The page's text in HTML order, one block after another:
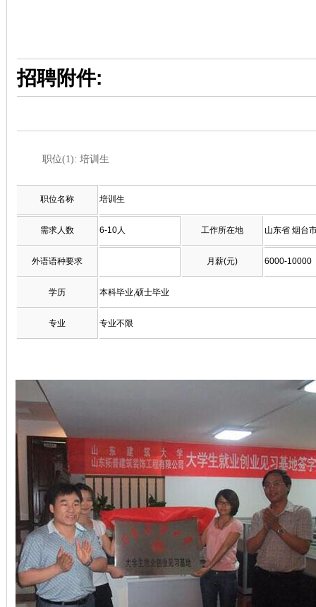
招聘附件:
职位(1): 培训生
职位名称 培训生
需求人数 6-10人 工作所在地 山东省 烟台
外语语种要求 月薪(元) 6000-10000
学历 本科毕业,硕士毕业
专业 专业不限